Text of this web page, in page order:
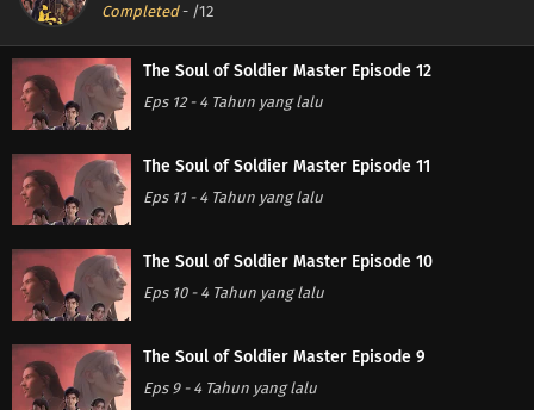
Completed- /12
The Soul of Soldier Master Episode 12
Eps 12- 4 Tahun yang lalu
The Soul of Soldier Master Episode 11
Eps 11- 4 Tahun yang lalu
The Soul of Soldier Master Episode 10
Eps 10- 4 Tahun yang lalu
The Soul of Soldier Master Episode 9
Eps 9- 4 Tahun yang lalu